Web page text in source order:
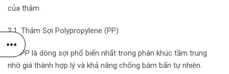
của thảm.
2.1. Thảm Sợi Polypropylene (PP)
Sợi PP là dòng sợi phổ biến nhất trong phân khúc tầm trung
nhờ giá thành hợp lý và khả năng chống bám bẩn tự nhiên.